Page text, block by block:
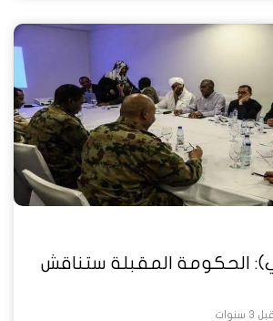
الحكومة المقبلة ستناقش
قبل 3 سنوات